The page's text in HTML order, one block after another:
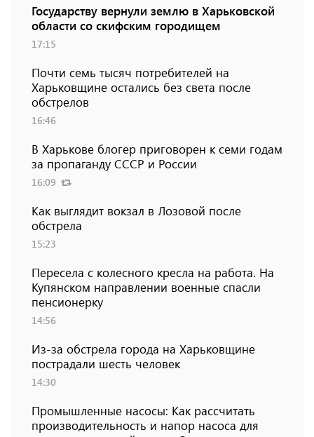
Государству вернули землю в Харьковской
области со скифским городищем
17:15
Почти семь тысяч потребителей на
Харьковщине остались без света после
обстрелов
16:46
В Харькове блогер приговорен к семи годам
за пропаганду СССР и России
16:09
Как выглядит вокзал в Лозовой после
обстрела
15:23
Пересела с колесного кресла на работа. На
Купянском направлении военные спасли
пенсионерку
14:56
Из-за обстрела города на Харьковщине
пострадали шесть человек
14:30
Промышленные насосы: Как рассчитать
производительность и напор насоса для